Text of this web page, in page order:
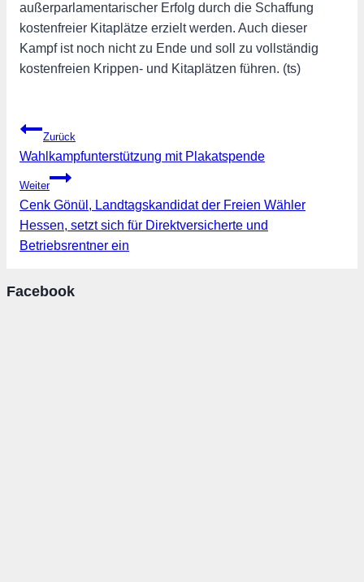
außerparlamentarischer Erfolg durch die Schaffung
kostenfreier Kitaplätze erzielt werden. Auch dieser
Kampf ist noch nicht zu Ende und soll zu vollständig
kostenfreien Krippen- und Kitaplätzen führen. (ts)
Beitragsnavigation
Zurück
Wahlkampfunterstützung mit Plakatspende
Weiter
Cenk Gönül, Landtagskandidat der Freien Wähler
Hessen, setzt sich für Direktversicherte und
Betriebsrentner ein
Facebook